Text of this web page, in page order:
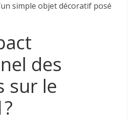
simple objet décoratif posé
des
sur le